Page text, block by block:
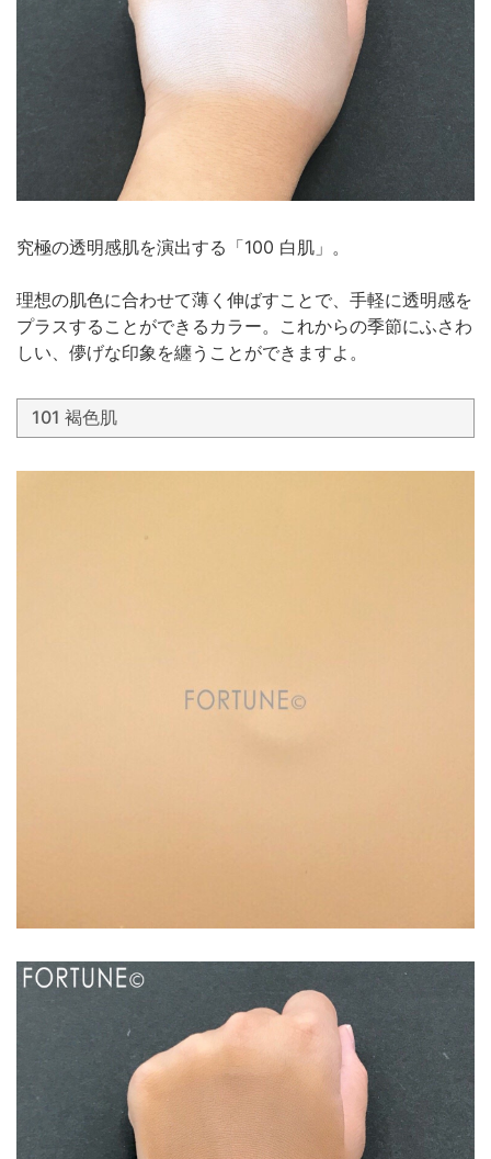
究極の透明感肌を演出する「100 白肌」。
理想の肌色に合わせて薄く伸ばすことで、手軽に透明感を
プラスすることができるカラー。これからの季節にふさわ
しい、儚げな印象を纏うことができますよ。
101 褐色肌